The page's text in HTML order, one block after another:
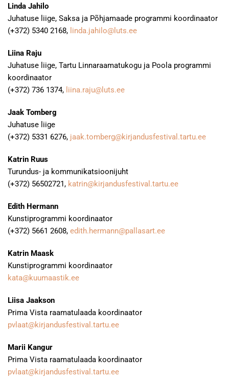
Linda Jahilo
Juhatuse liige, Saksa ja Põhjamaade programmi koordinaator
(+372) 5340 2168, linda.jahilo@luts.ee
Liina Raju
Juhatuse liige, Tartu Linnaraamatukogu ja Poola programmi
koordinaator
(+372) 736 1374, liina.raju@luts.ee
Jaak Tomberg
Juhatuse liige
(+372) 5331 6276, jaak.tomberg@kirjandusfestival.tartu.ee
Katrin Ruus
Turundus- ja kommunikatsioonijuht
(+372) 56502721, katrin@kirjandusfestival.tartu.ee
Edith Hermann
Kunstiprogrammi koordinaator
(+372) 5661 2608, edith.hermann@pallasart.ee
Katrin Maask
Kunstiprogrammi koordinaator
kata@kuumaastik.ee
Liisa Jaakson
Prima Vista raamatulaada koordinaator
pvlaat@kirjandusfestival.tartu.ee
Marii Kangur
Prima Vista raamatulaada koordinaator
pvlaat@kirjandusfestival.tartu.ee